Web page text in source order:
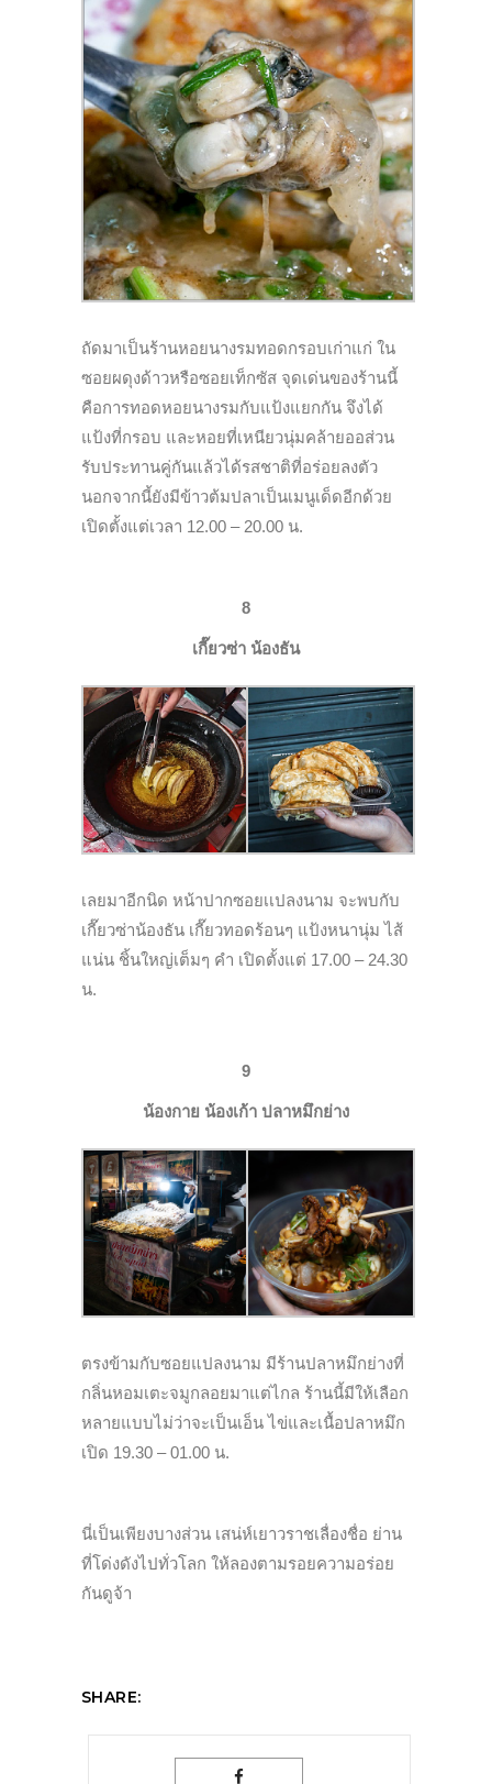
ถัดมาเป็นร้านหอยนางรมทอดกรอบเก่าแก่ ใน
ซอยผดุงด้าวหรือซอยเท็กซัส จุดเด่นของร้านนี้
คือการทอดหอยนางรมกับแป้งแยกกัน จึงได้
แป้งที่กรอบ และหอยที่เหนียวนุ่มคล้ายออส่วน
รับประทานคู่กันแล้วได้รสชาติที่อร่อยลงตัว
นอกจากนี้ยังมีข้าวต้มปลาเป็นเมนูเด็ดอีกด้วย
เปิดตั้งแต่เวลา 12.00 – 20.00 น.
8
เกี๊ยวซ่า น้องธัน
เลยมาอีกนิด หน้าปากซอยเเปลงนาม จะพบกับ
เกี๊ยวซ่าน้องธัน เกี๊ยวทอดร้อนๆ แป้งหนานุ่ม ไส้
แน่น ชิ้นใหญ่เต็มๆ คำ เปิดตั้งแต่ 17.00 – 24.30
น.
9
น้องกาย น้องเก้า ปลาหมึกย่าง
ตรงข้ามกับซอยแปลงนาม มีร้านปลาหมึกย่างที่
กลิ่นหอมเตะจมูกลอยมาแต่ไกล ร้านนี้มีให้เลือก
หลายแบบไม่ว่าจะเป็นเอ็น ไข่และเนื้อปลาหมึก
เปิด 19.30 – 01.00 น.
นี่เป็นเพียงบางส่วน เสน่ห์เยาวราชเลื่องชื่อ ย่าน
ที่โด่งดังไปทั่วโลก ให้ลองตามรอยความอร่อย
กันดูจ้า
SHARE: